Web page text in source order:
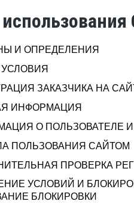
И ОПРЕДЕЛЕНИЯ
ЗАКАЗЧИКА НА
ИНФОРМАЦИЯ
О ПОЛЬЗОВАТЕЛЕ
ПОЛЬЗОВАНИЯ САЙТОМ
ПРОВЕРКА
УСЛОВИЙ И
БЛОКИРОВКИ